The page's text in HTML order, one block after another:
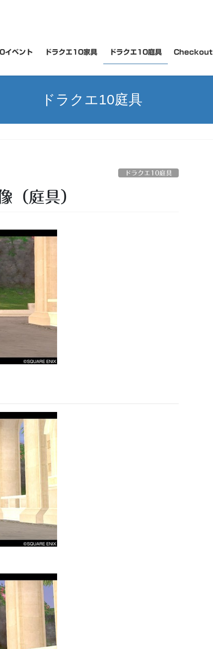
イベント ドラクエ10家具 ドラクエ10庭具 Checkout
ドラクエ10庭具
ドラクエ10庭具
庭具）